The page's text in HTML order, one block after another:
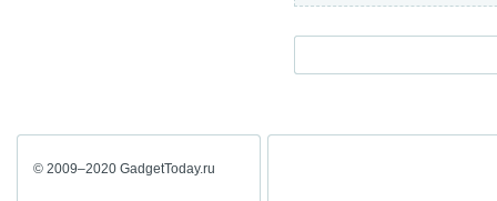
© 2009–2020 GadgetToday.ru